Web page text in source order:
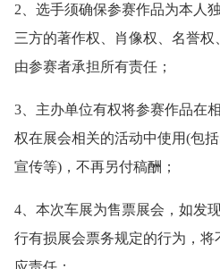
2、选手须确保参赛作品为本人
三方的著作权、肖像权、名誉权
由参赛者承担所有责任；
3、主办单位有权将参赛作品在
权在展会相关的活动中使用(包
宣传等)，不再另付稿酬；
4、本次车展为售票展会，如发
行有损展会票务规定的行为，